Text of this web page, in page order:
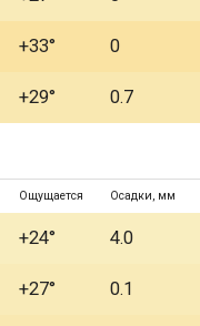
+33° 0
+29° 0.7
Ощущается Осадки, мм
+24° 4.0
+27° 0.1